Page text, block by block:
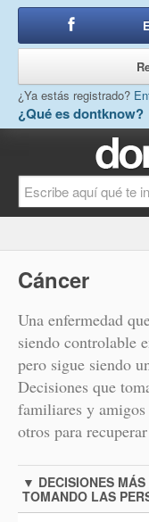
¿Qué es dontknow?
¿Ya estás registrado?
Cáncer
Una enfermedad
siendo controlable
pero sigue siendo
Decisiones que
familiares y amigos
otros para
▼ DECISIONES
TOMANDO LAS